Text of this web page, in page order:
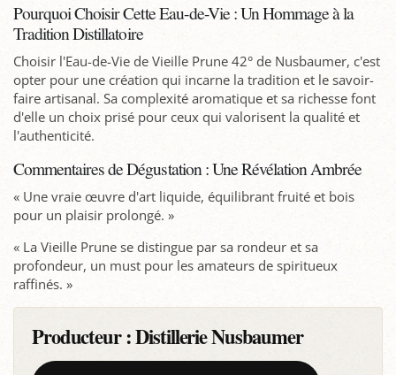
Pourquoi Choisir Cette Eau-de-Vie : Un Hommage à la
Tradition Distillatoire
Choisir l'Eau-de-Vie de Vieille Prune 42° de Nusbaumer, c'est
opter pour une création qui incarne la tradition et le savoir-
faire artisanal. Sa complexité aromatique et sa richesse font
d'elle un choix prisé pour ceux qui valorisent la qualité et
l'authenticité.
Commentaires de Dégustation : Une Révélation Ambrée
« Une vraie œuvre d'art liquide, équilibrant fruité et bois
pour un plaisir prolongé. »
« La Vieille Prune se distingue par sa rondeur et sa
profondeur, un must pour les amateurs de spiritueux
raffinés. »
Producteur :Distillerie Nusbaumer